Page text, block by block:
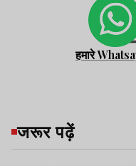
हमारे
जरूर पढ़ें